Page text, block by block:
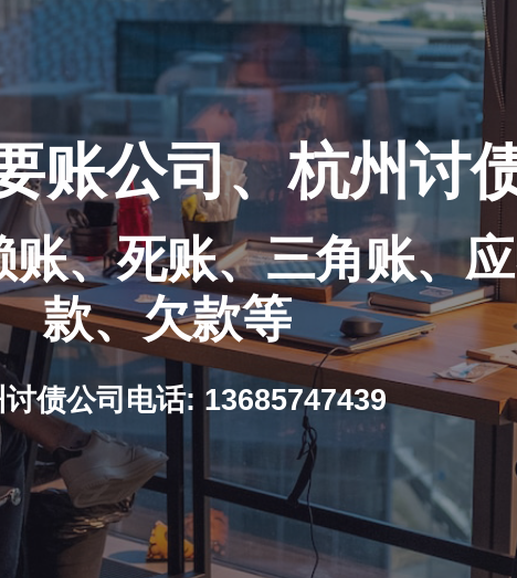
账公司、杭州讨
、死账、三角账、
款、欠款等
债公司电话: 13685747439